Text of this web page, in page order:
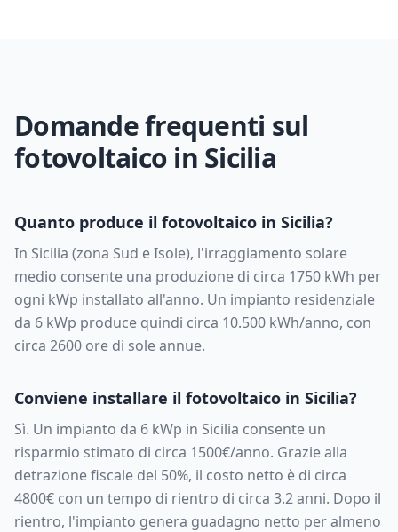
Domande frequenti sul
fotovoltaico in Sicilia
Quanto produce il fotovoltaico in Sicilia?
In Sicilia (zona Sud e Isole), l'irraggiamento solare
medio consente una produzione di circa 1750 kWh per
ogni kWp installato all'anno. Un impianto residenziale
da 6 kWp produce quindi circa 10.500 kWh/anno, con
circa 2600 ore di sole annue.
Conviene installare il fotovoltaico in Sicilia?
Sì. Un impianto da 6 kWp in Sicilia consente un
risparmio stimato di circa 1500€/anno. Grazie alla
detrazione fiscale del 50%, il costo netto è di circa
4800€ con un tempo di rientro di circa 3.2anni. Dopo il
rientro, l'impianto genera guadagno netto per almeno